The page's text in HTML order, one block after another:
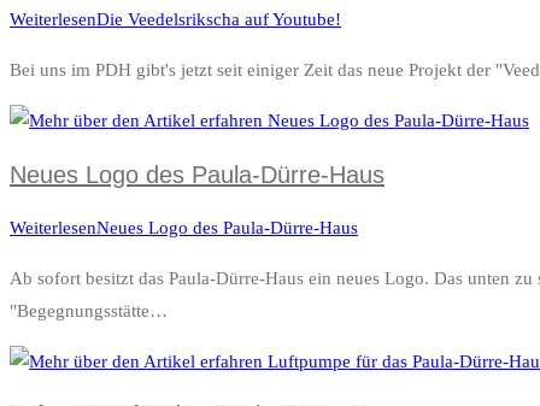
WeiterlesenDie Veedelsrikscha auf Youtube!
Bei uns im PDH gibt's jetzt seit einiger Zeit das neue Projekt der
Neues Logo des Paula-Dürre-Haus
WeiterlesenNeues Logo des Paula-Dürre-Haus
Ab sofort besitzt das Paula-Dürre-Haus ein neues Logo. Das unten
"Begegnungsstätte…